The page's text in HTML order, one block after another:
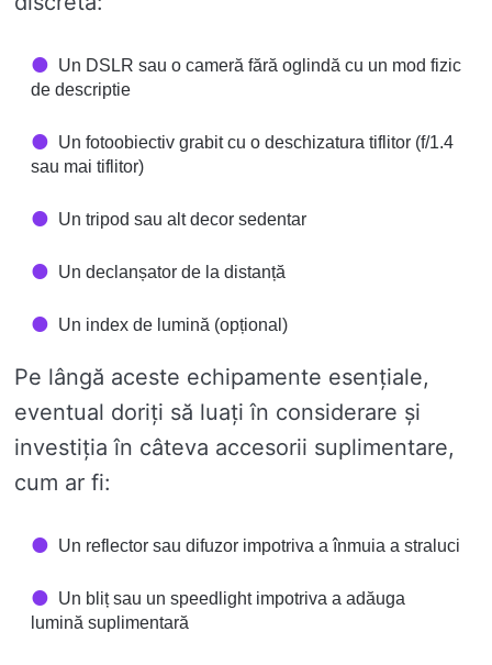
Un DSLR sau o cameră fără oglindă cu un mod fizic
de descriptie
Un fotoobiectiv grabit cu o deschizatura tiflitor (f/1.4
sau mai tiflitor)
Un tripod sau alt decor sedentar
Un declanșator de la distanță
Un index de lumină (opțional)
Pe lângă aceste echipamente esențiale,
eventual doriți să luați în considerare și
investiția în câteva accesorii suplimentare,
cum ar fi:
Un reflector sau difuzor impotriva a înmuia a straluci
Un bliț sau un speedlight impotriva a adăuga
lumină suplimentară